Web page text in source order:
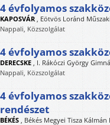
4 évfolyamos
KAPOSVÁR , Eötvös Loránd
Nappali, Közszolgálat
4 évfolyamos
DERECSKE , I. Rákóczi György
Nappali, Közszolgálat
4 évfolyamos
rendészet
BÉKÉS , Békés Megyei Tisza